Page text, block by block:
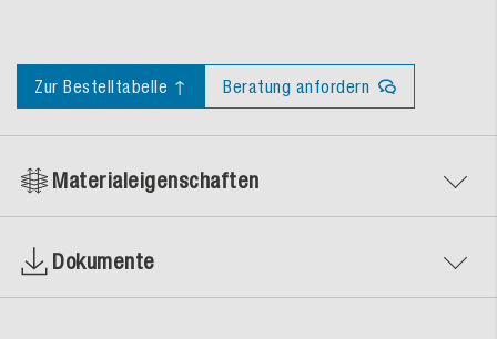
Zur Bestelltabelle ↑ Beratung anfordern
Materialeigenschaften
Dokumente